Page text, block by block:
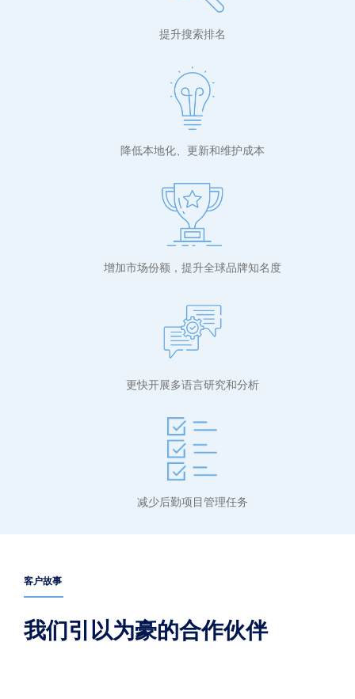
提升搜索排名
降低本地化、更新和维护成本
增加市场份额，提升全球品牌知名度
更快开展多语言研究和分析
减少后勤项目管理任务
客户故事
我们引以为豪的合作伙伴